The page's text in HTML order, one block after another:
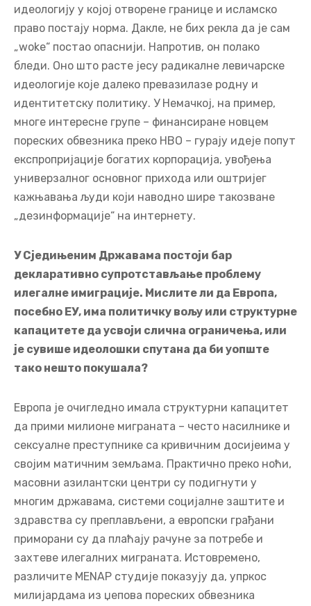
идеологију у којој отворене границе и исламско
право постају норма. Дакле, не бих рекла да је сам
„woke“ постао опаснији. Напротив, он полако
бледи. Оно што расте јесу радикалне левичарске
идеологије које далеко превазилазе родну и
идентитетску политику. У Немачкој, на пример,
многе интересне групе – финансиране новцем
пореских обвезника преко НВО – гурају идеје попут
експропријације богатих корпорација, увођења
универзалног основног прихода или оштријег
кажњавања људи који наводно шире такозване
„дезинформације“ на интернету.
У Сједињеним Државама постоји бар
декларативно супротстављање проблему
илегалне имиграције. Мислите ли да Европа,
посебно ЕУ, има политичку вољу или структурне
капацитете да усвоји слична ограничења, или
је сувише идеолошки спутана да би уопште
тако нешто покушала?
Европа је очигледно имала структурни капацитет
да прими милионе миграната – често насилнике и
сексуалне преступнике са кривичним досијеима у
својим матичним земљама. Практично преко ноћи,
масовни азилантски центри су подигнути у
многим државама, системи социјалне заштите и
здравства су преплављени, а европски грађани
приморани су да плаћају рачуне за потребе и
захтеве илегалних миграната. Истовремено,
различите MENAP студије показују да, упркос
милијардама из џепова пореских обвезника